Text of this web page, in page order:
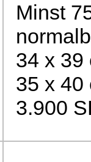
Minst
34 x 39
35 x 40
3.900